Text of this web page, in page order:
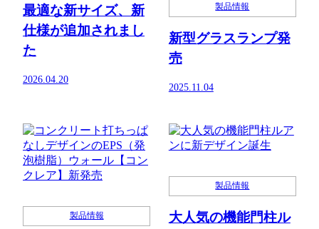
最適な新サイズ、新
仕様が追加されまし
た
2026.04.20
製品情報
新型グラスランプ発
売
2025.11.04
製品情報
製品情報
大人気の機能門柱ル